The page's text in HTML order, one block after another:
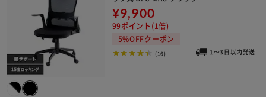
¥9,900
99ポイント(1倍)
5%OFFクーポン
(16) 1～3日以内発送